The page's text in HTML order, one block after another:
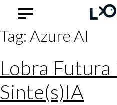
Tag: Azure AI
Lobra Futura
Sinte(s)IA